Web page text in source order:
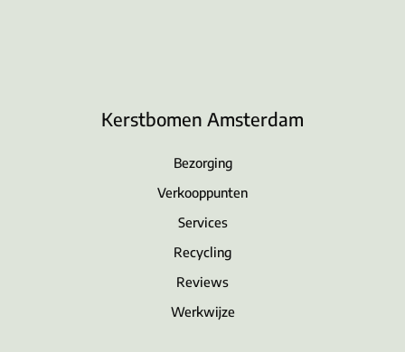
Kerstbomen Amsterdam
Bezorging
Verkooppunten
Services
Recycling
Reviews
Werkwijze